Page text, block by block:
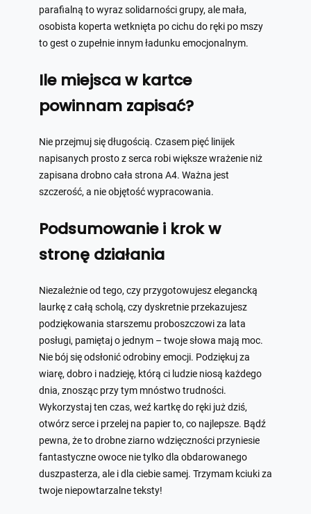
parafialną to wyraz solidarności grupy, ale mała,
osobista koperta wetknięta po cichu do ręki po mszy
to gest o zupełnie innym ładunku emocjonalnym.
Ile miejsca w kartce
powinnam zapisać?
Nie przejmuj się długością. Czasem pięć linijek
napisanych prosto z serca robi większe wrażenie niż
zapisana drobno cała strona A4. Ważna jest
szczerość, a nie objętość wypracowania.
Podsumowanie i krok w
stronę działania
Niezależnie od tego, czy przygotowujesz elegancką
laurkę z całą scholą, czy dyskretnie przekazujesz
podziękowania starszemu proboszczowi za lata
posługi, pamiętaj o jednym – twoje słowa mają moc.
Nie bój się odsłonić odrobiny emocji. Podziękuj za
wiarę, dobro i nadzieję, którą ci ludzie niosą każdego
dnia, znosząc przy tym mnóstwo trudności.
Wykorzystaj ten czas, weź kartkę do ręki już dziś,
otwórz serce i przelej na papier to, co najlepsze. Bądź
pewna, że to drobne ziarno wdzięczności przyniesie
fantastyczne owoce nie tylko dla obdarowanego
duszpasterza, ale i dla ciebie samej. Trzymam kciuki za
twoje niepowtarzalne teksty!